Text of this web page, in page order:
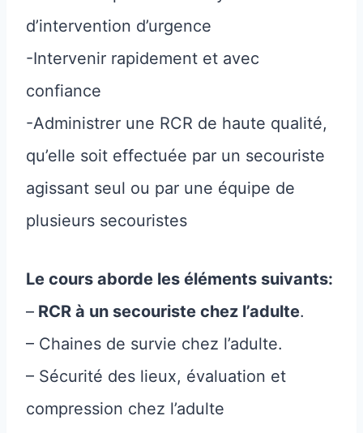
d’intervention d’urgence
-Intervenir rapidement et avec
confiance
-Administrer une RCR de haute qualité,
qu’elle soit effectuée par un secouriste
agissant seul ou par une équipe de
plusieurs secouristes
Le cours aborde les éléments suivants:
– RCR à un secouriste chez l’adulte.
– Chaines de survie chez l’adulte.
– Sécurité des lieux, évaluation et
compression chez l’adulte